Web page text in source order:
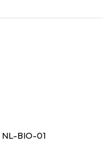
NL-BIO-01